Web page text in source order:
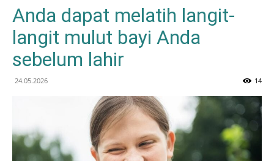
Anda dapat melatih langit-
langit mulut bayi Anda
sebelum lahir
24.05.2026 14